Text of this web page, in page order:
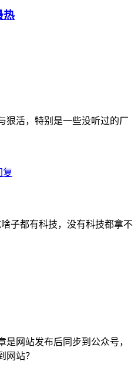
热
狠活，特别是一些没听过的厂
复
子都有科技，没有科技都拿不
是网站发布后同步到公众号，
网站？